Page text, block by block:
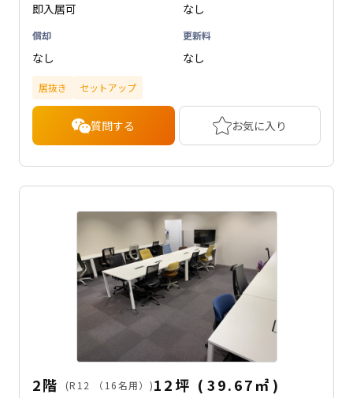
即入居可 なし
償却
なし
更新料
なし
居抜き セットアップ
質問する お気に入り
2階 (R12 （16名用）)12坪 ( 39.67㎡ )